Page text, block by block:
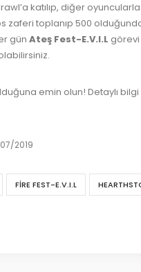
katılıp, diğer
zaferi toplanıp 500
gün Ateş Fest-E.V.I.L görevi
emin olun! Detaylı bilgi
07/2019
FIRE FEST-E.V.I.L